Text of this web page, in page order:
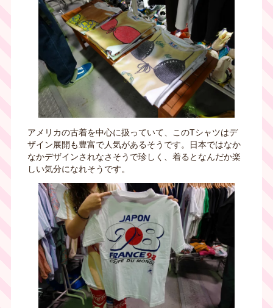
アメリカの古着を中心に扱っていて、このTシャツはデ
ザイン展開も豊富で人気があるそうです。日本ではなか
なかデザインされなさそうで珍しく、着るとなんだか楽
しい気分になれそうです。